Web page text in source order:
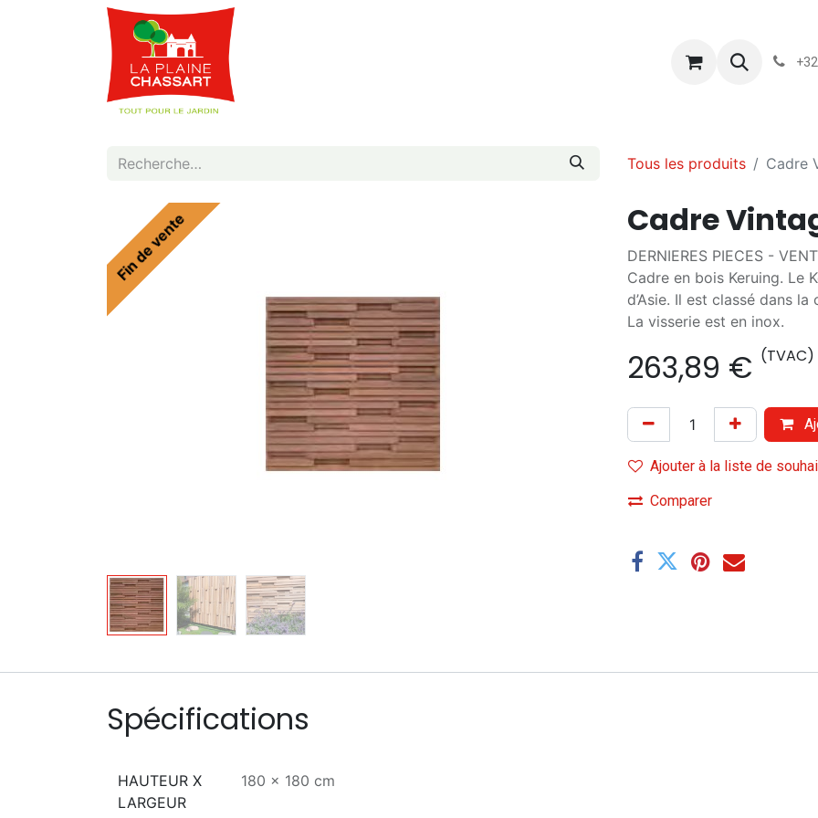
Conditions-
Tous les produits Cadre
Fin de vente Cadre
DERNIERES PIECES -
Cadre en bois Keruing. Le
d’Asie. Il est classé dans
La visserie est en inox.
263,89 € (TVAC)
Ajouter à la liste de
Comparer
Spécifications
HAUTEUR X
LARGEUR
180 x 180 cm